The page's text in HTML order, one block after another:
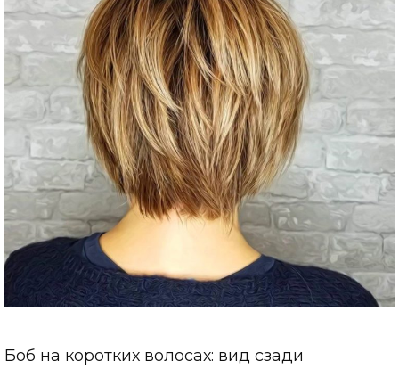
Боб на коротких волосах: вид сзади